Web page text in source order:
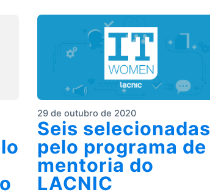
29 de outubro de 2020
Seis selecionadas
pelo programa de
mentoria do
LACNIC